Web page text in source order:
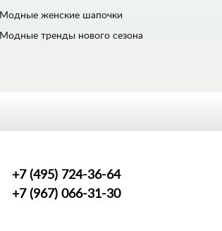
Модные женские шапочки
Модные тренды нового сезона
+7 (495) 724-36-64
+7 (967) 066-31-30